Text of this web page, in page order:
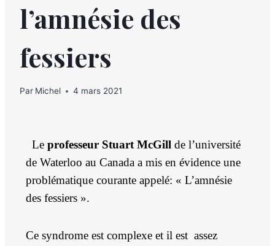
l’amnésie des
fessiers
Par Michel 4 mars 2021
Le professeur Stuart McGill de l’université
de Waterloo au Canada a mis en évidence une
problématique courante appelé: « L’amnésie
des fessiers ».
Ce syndrome est complexe et il est assez